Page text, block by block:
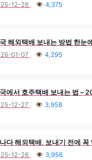
12-26 👁 4,375
해외택배 보내는 방법 한눈
01-07 👁 4,295
12-27 👁 3,958
12-26 👁 3,956